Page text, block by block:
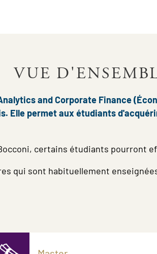
VUE
and Corporate Finance
Elle permet aux étudiants
certains étudiants pourront
qui sont habituellement